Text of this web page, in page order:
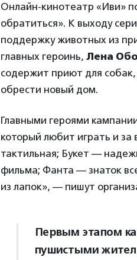
Онлайн-кинотеатр «Иви»
обратиться». К выходу
поддержку животных из
главных героинь, Лена
содержит приют для
обрести новый дом.
Главными героями
который любит играть и
тактильная; Букет —
фильма; Фанта — знаток
из лапок», — пишут
Первым этапом
пушистыми